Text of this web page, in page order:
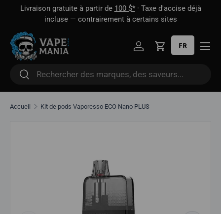
Aller directement au contenu
Livraison gratuite à partir de 100 $*· Taxe d'accise déjà
incluse — contrairement à certains sites
Rechercher
Rechercher
Se connecter
Panier
FR
Accueil Kit de pods Vaporesso ECO Nano PLUS